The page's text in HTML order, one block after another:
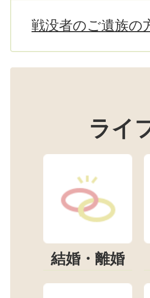
戦没者のご遺族の
ライ
結婚・離婚